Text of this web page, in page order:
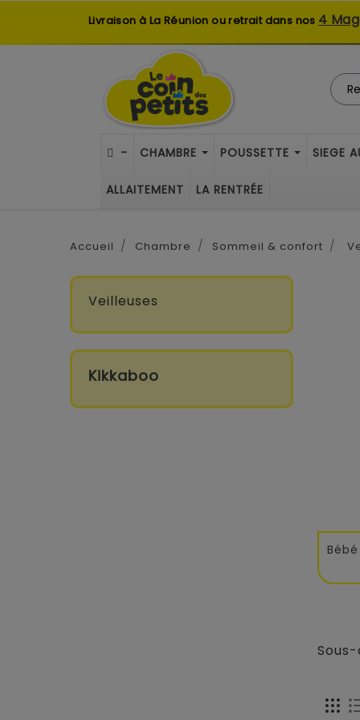
Livraison à La Réunion ou retrait dans nos 4
- CHAMBRE POUSSETTE SIEGE
ALLAITEMENT LA RENTRÉE
Accueil Chambre Sommeil & confort
Veilleuses
Kikkaboo